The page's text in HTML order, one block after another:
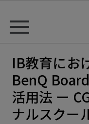
IB教育にお
BenQ
活用法 ー
ナルスクー